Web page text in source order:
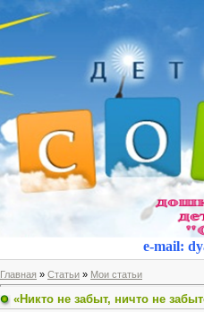
e-mail:
Главная » Статьи » Мои статьи
«Никто не забыт, ничто не